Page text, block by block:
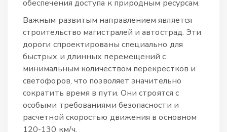
обеспечения доступа к природным ресурсам.
Важным развитым направлением является
строительство магистралей и автострад. Эти
дороги спроектированы специально для
быстрых и длинных перемещений с
минимальным количеством перекрестков и
светофоров, что позволяет значительно
сократить время в пути. Они строятся с
особыми требованиями безопасности и
расчетной скоростью движения в основном
120-130 км/ч.